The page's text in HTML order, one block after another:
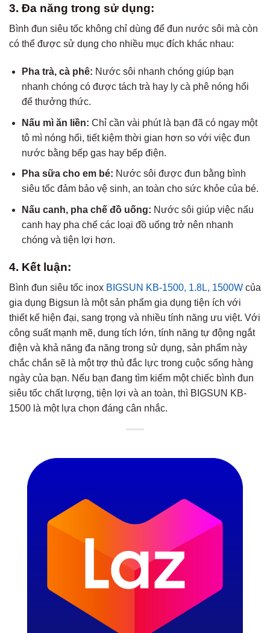
3. Đa năng trong sử dụng:
Bình đun siêu tốc không chỉ dùng để đun nước sôi mà còn
có thể được sử dụng cho nhiều mục đích khác nhau:
Pha trà, cà phê: Nước sôi nhanh chóng giúp bạn
nhanh chóng có được tách trà hay ly cà phê nóng hổi
để thưởng thức.
Nấu mì ăn liền: Chỉ cần vài phút là bạn đã có ngay một
tô mì nóng hổi, tiết kiệm thời gian hơn so với việc đun
nước bằng bếp gas hay bếp điện.
Pha sữa cho em bé: Nước sôi được đun bằng bình
siêu tốc đảm bảo vệ sinh, an toàn cho sức khỏe của bé.
Nấu canh, pha chế đồ uống: Nước sôi giúp việc nấu
canh hay pha chế các loại đồ uống trở nên nhanh
chóng và tiện lợi hơn.
4. Kết luận:
Bình đun siêu tốc inox BIGSUN KB-1500, 1.8L, 1500W của
gia dụng Bigsun là một sản phẩm gia dụng tiện ích với
thiết kế hiện đại, sang trọng và nhiều tính năng ưu việt. Với
công suất mạnh mẽ, dung tích lớn, tính năng tự động ngắt
điện và khả năng đa năng trong sử dụng, sản phẩm này
chắc chắn sẽ là một trợ thủ đắc lực trong cuộc sống hàng
ngày của bạn. Nếu bạn đang tìm kiếm một chiếc bình đun
siêu tốc chất lượng, tiện lợi và an toàn, thì BIGSUN KB-
1500 là một lựa chọn đáng cân nhắc.